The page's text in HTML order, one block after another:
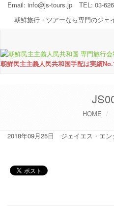
Email: info@js-tours.jp
TEL: 03-
朝鮮旅行・ツアーなら専門のジェ
朝鮮民主主義人民共和国手配は実績
HOME
2018年09月25日 ジェイエス・エ